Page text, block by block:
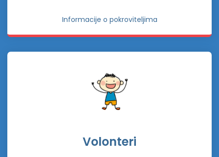
Informacije o pokroviteljima
Volonteri